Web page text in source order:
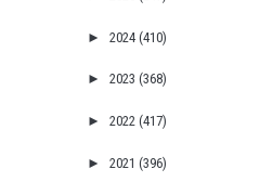
► 2024 (410)
► 2023 (368)
► 2022 (417)
► 2021 (396)